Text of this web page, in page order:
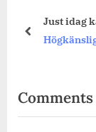
fin och bra!
prev
Comments